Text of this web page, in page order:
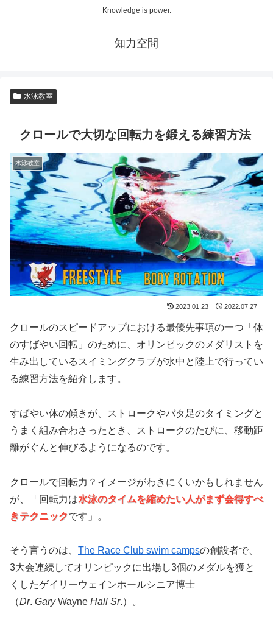
Knowledge is power.
知力空間
水泳教室
クロールで大切な回転力を鍛える練習方法
水泳教室
2023.01.23 2022.07.27
クロールのスピードアップにおける最優先事項の一つ「体
のすばやい回転」のために、オリンピックのメダリストを
生み出しているスイミングクラブが水中と陸上で行ってい
る練習方法を紹介します。
すばやい体の傾きが、ストロークやバタ足のタイミングと
うまく組み合わさったとき、ストロークのたびに、移動距
離がぐんと伸びるようになるのです。
クロールで回転力？イメージがわきにくいかもしれません
が、「回転力は水泳のタイムを縮めたい人がまず会得すべ
きテクニックです」。
そう言うのは、 The Race Club swim campsの創設者で、
3大会連続してオリンピックに出場し3個のメダルを獲と
くしたゲイリーウェインホールシニア博士
（Dr. GaryWayne Hall Sr.）。